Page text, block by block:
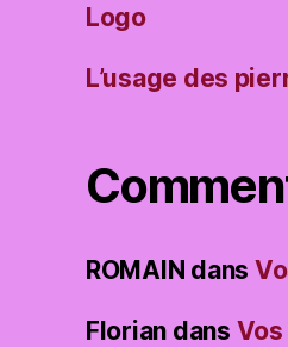
Logo
L’usage des
ROMAIN dans
Florian dans